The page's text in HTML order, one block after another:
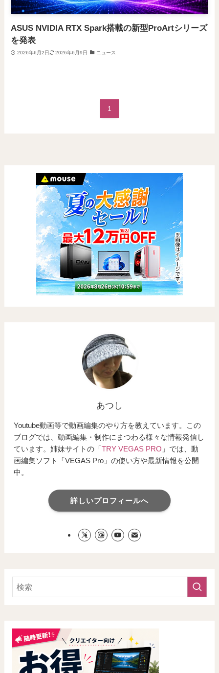
ASUS NVIDIA RTX Spark搭載の新型ProArtシリーズ
を発表
2026年6月2日 2026年6月9日 ニュース
1
あつし
Youtube動画等で動画編集のやり方を教えています。この
ブログでは、動画編集・制作にまつわる様々な情報発信し
ています。姉妹サイトの「TRY VEGAS PRO 」では、動
画編集ソフト「VEGAS Pro」の使い方や最新情報を公開
中。
詳しいプロフィールへ